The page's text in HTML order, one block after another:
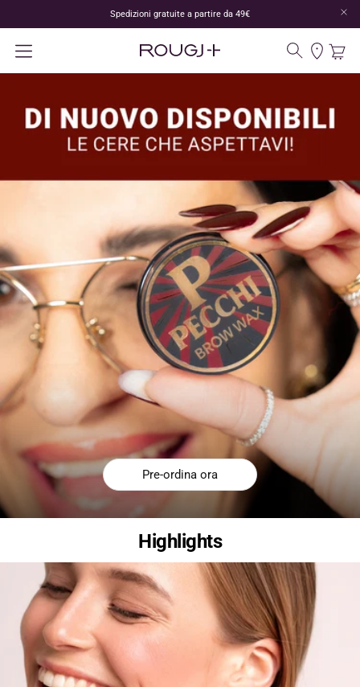
Spedizioni gratuite a partire da 49€
Cerca
Pre-ordina ora
Highlights